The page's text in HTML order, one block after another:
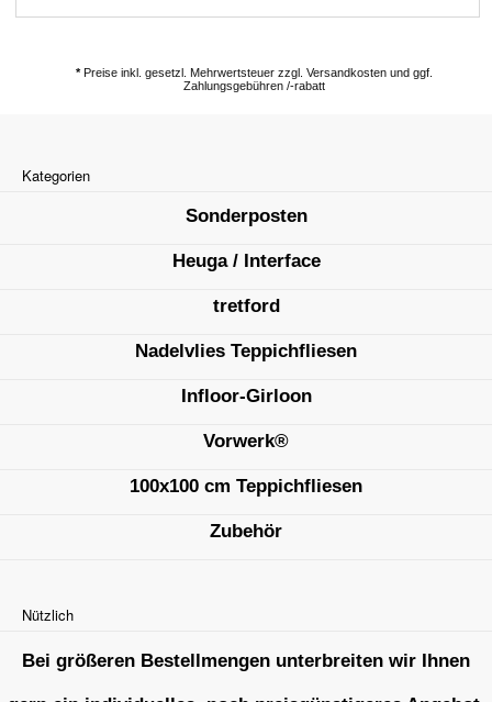
*Preise inkl. gesetzl. Mehrwertsteuer zzgl. Versandkosten und ggf.
Zahlungsgebühren /-rabatt
Kategorien
Sonderposten
Heuga / Interface
tretford
Nadelvlies Teppichfliesen
Infloor-Girloon
Vorwerk®
100x100 cm Teppichfliesen
Zubehör
Nützlich
Bei größeren Bestellmengen unterbreiten wir Ihnen